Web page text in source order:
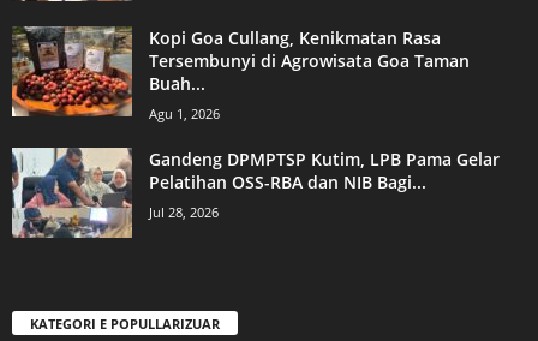
Kopi Goa Cullang, Kenikmatan Rasa
Tersembunyi di Agrowisata Goa Taman
Buah...
Agu 1, 2026
Gandeng DPMPTSP Kutim, LPB Pama Gelar
Pelatihan OSS-RBA dan NIB Bagi...
Jul 28, 2026
KATEGORI E POPULLARIZUAR